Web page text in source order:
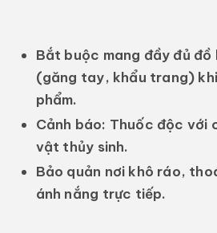
Bắt buộc mang đầy đủ đồ
(găng tay, khẩu trang)
phẩm.
Cảnh báo: Thuốc độc với
vật thủy sinh.
Bảo quản nơi khô ráo,
ánh nắng trực tiếp.